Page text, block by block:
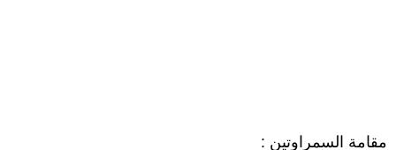
مقامة السمراوتين :